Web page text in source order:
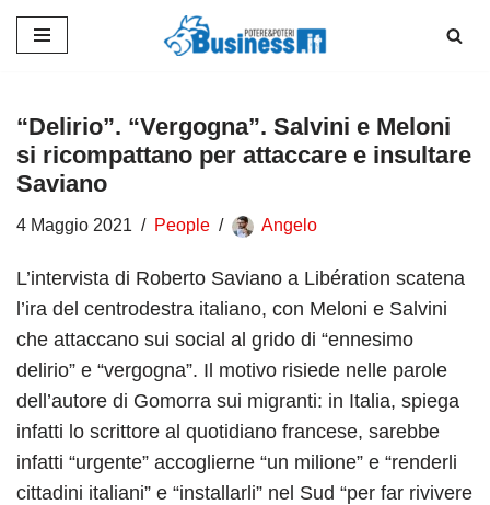
contenuto
“Delirio”. “Vergogna”. Salvini e Meloni
si ricompattano per attaccare e insultare
Saviano
4 Maggio 2021 People Angelo
L’intervista di Roberto Saviano a Libération scatena
l’ira del centrodestra italiano, con Meloni e Salvini
che attaccano sui social al grido di “ennesimo
delirio” e “vergogna”. Il motivo risiede nelle parole
dell’autore di Gomorra sui migranti: in Italia, spiega
infatti lo scrittore al quotidiano francese, sarebbe
infatti “urgente” accoglierne “un milione” e “renderli
cittadini italiani” e “installarli” nel Sud “per far rivivere